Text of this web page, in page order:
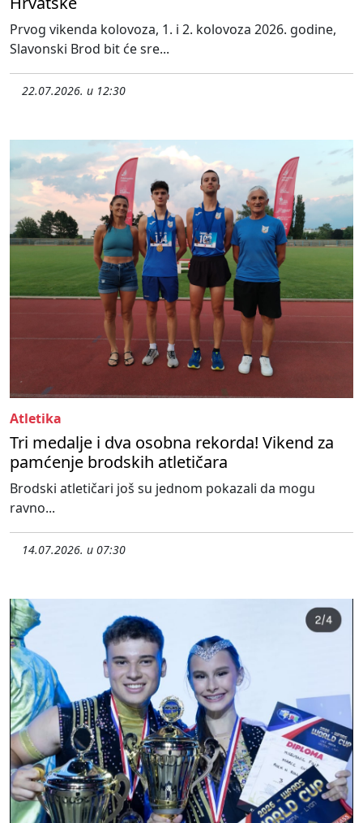
Prvog vikenda kolovoza, 1. i 2. kolovoza 2026. godine,
Slavonski Brod bit će sre...
22.07.2026. u 12:30
Atletika
Tri medalje i dva osobna rekorda! Vikend za
pamćenje brodskih atletičara
Brodski atletičari još su jednom pokazali da mogu
ravno...
14.07.2026. u 07:30